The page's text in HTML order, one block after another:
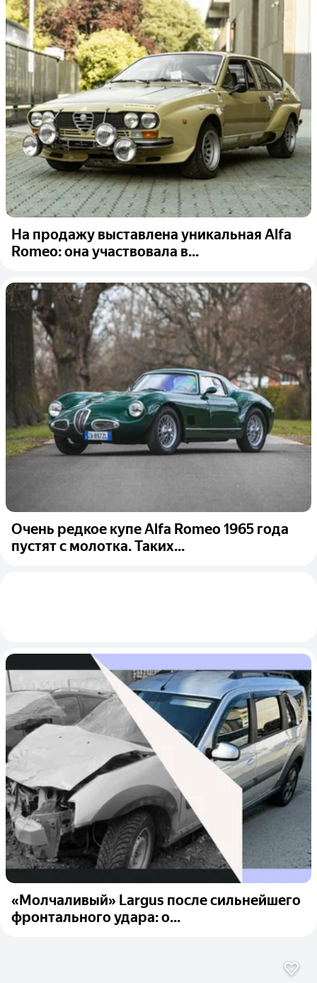
На продажу выставлена уникальная Alfa
Romeo: она участвовала в...
Очень редкое купе Alfa Romeo 1965 года
пустят с молотка. Таких...
«Молчаливый» Largus после сильнейшего
фронтального удара: о...